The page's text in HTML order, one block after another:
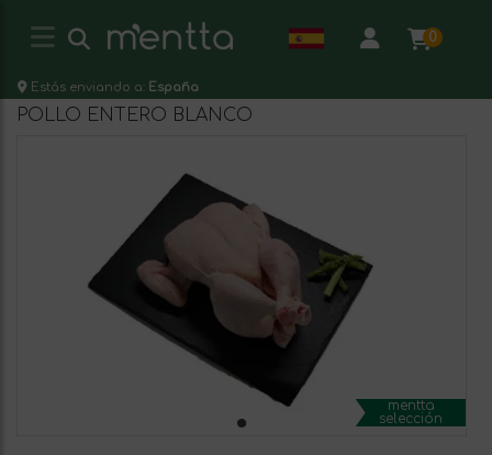
0
Estás enviando a: España
POLLO ENTERO BLANCO
mentta
selección